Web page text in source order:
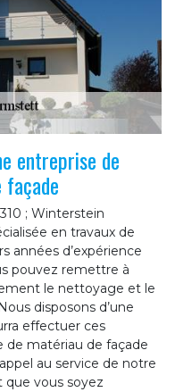
entreprise de
; Winterstein
en travaux de
années d’expérience
pouvez remettre à
le nettoyage et le
disposons d’une
effectuer ces
de matériau de façade
au service de notre
vous soyez